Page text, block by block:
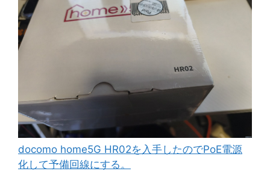
docomo home5G HR02を入手したのでPoE電源
化して予備回線にする。